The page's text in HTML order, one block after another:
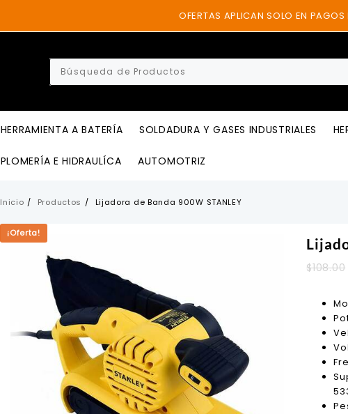
OFERTAS APLICAN SOLO EN
HERRAMIENTA A BATERÍA SOLDADURA Y GASES INDUSTRIALES
PLOMERÍA E HIDRAULÍCA AUTOMOTRIZ
Inicio Productos Lijadora de Banda 900W STANLEY
¡Oferta!
$108.00